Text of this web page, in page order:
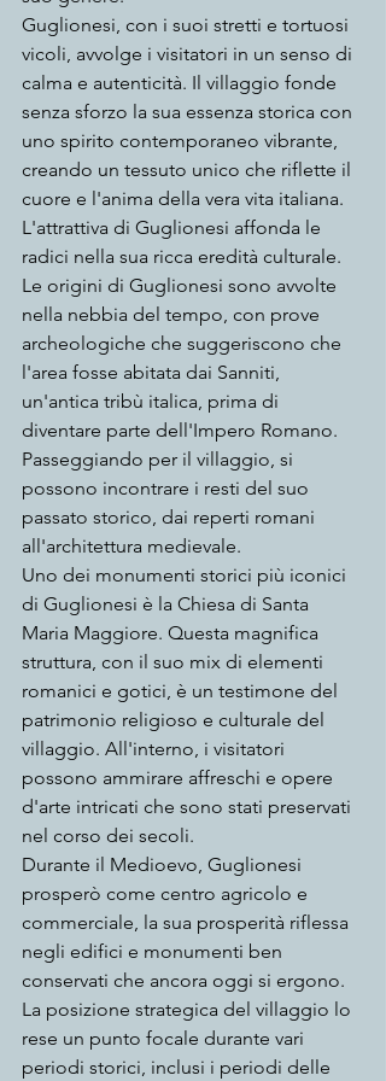
Guglionesi, con i suoi stretti e tortuosi
vicoli, avvolge i visitatori in un senso di
calma e autenticità. Il villaggio fonde
senza sforzo la sua essenza storica con
uno spirito contemporaneo vibrante,
creando un tessuto unico che riflette il
cuore e l'anima della vera vita italiana.
L'attrattiva di Guglionesi affonda le
radici nella sua ricca eredità culturale.
Le origini di Guglionesi sono avvolte
nella nebbia del tempo, con prove
archeologiche che suggeriscono che
l'area fosse abitata dai Sanniti,
un'antica tribù italica, prima di
diventare parte dell'Impero Romano.
Passeggiando per il villaggio, si
possono incontrare i resti del suo
passato storico, dai reperti romani
all'architettura medievale.
Uno dei monumenti storici più iconici
di Guglionesi è la Chiesa di Santa
Maria Maggiore. Questa magnifica
struttura, con il suo mix di elementi
romanici e gotici, è un testimone del
patrimonio religioso e culturale del
villaggio. All'interno, i visitatori
possono ammirare affreschi e opere
d'arte intricati che sono stati preservati
nel corso dei secoli.
Durante il Medioevo, Guglionesi
prosperò come centro agricolo e
commerciale, la sua prosperità riflessa
negli edifici e monumenti ben
conservati che ancora oggi si ergono.
La posizione strategica del villaggio lo
rese un punto focale durante vari
periodi storici, inclusi i periodi delle